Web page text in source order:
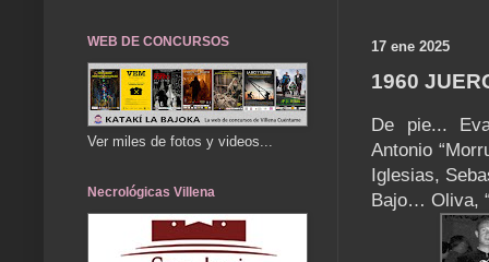
17 ene 2025
1960
De pie...
Antonio
Iglesias,
Bajo… Oliva,
WEB DE CONCURSOS
Ver miles de fotos y videos...
Necrológicas Villena